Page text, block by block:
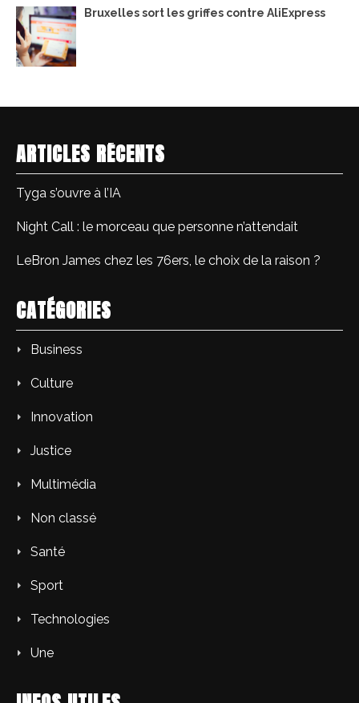
Bruxelles sort les griffes contre AliExpress
ARTICLES RÉCENTS
Tyga s’ouvre à l’IA
Night Call : le morceau que personne n’attendait
LeBron James chez les 76ers, le choix de la raison ?
CATÉGORIES
Business
Culture
Innovation
Justice
Multimédia
Non classé
Santé
Sport
Technologies
Une